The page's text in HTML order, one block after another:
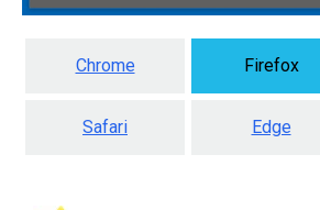
Chrome Firefox
Safari Edge